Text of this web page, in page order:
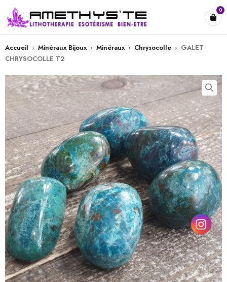
0
Accueil › Minéraux Bijoux › Minéraux › Chrysocolle › GALET
CHRYSOCOLLE T2